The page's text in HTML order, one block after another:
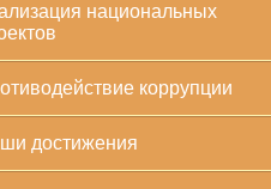
национальных
коррупции
достижения